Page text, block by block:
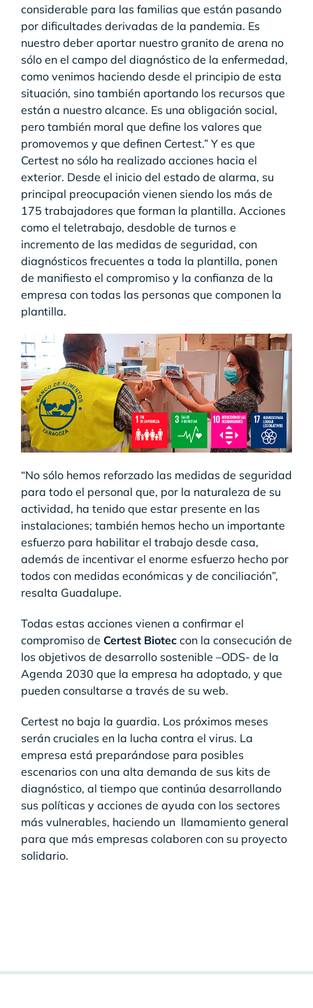
considerable para las familias que están pasando
por dificultades derivadas de la pandemia. Es
nuestro deber aportar nuestro granito de arena no
sólo en el campo del diagnóstico de la enfermedad,
como venimos haciendo desde el principio de esta
situación, sino también aportando los recursos que
están a nuestro alcance. Es una obligación social,
pero también moral que define los valores que
promovemos y que definen Certest.” Y es que
Certest no sólo ha realizado acciones hacia el
exterior. Desde el inicio del estado de alarma, su
principal preocupación vienen siendo los más de
175 trabajadores que forman la plantilla. Acciones
como el teletrabajo, desdoble de turnos e
incremento de las medidas de seguridad, con
diagnósticos frecuentes a toda la plantilla, ponen
de manifiesto el compromiso y la confianza de la
empresa con todas las personas que componen la
plantilla.
“No sólo hemos reforzado las medidas de seguridad
para todo el personal que, por la naturaleza de su
actividad, ha tenido que estar presente en las
instalaciones; también hemos hecho un importante
esfuerzo para habilitar el trabajo desde casa,
además de incentivar el enorme esfuerzo hecho por
todos con medidas económicas y de conciliación”,
resalta Guadalupe.
Todas estas acciones vienen a confirmar el
compromiso de Certest Biotec con la consecución de
los objetivos de desarrollo sostenible –ODS- de la
Agenda 2030 que la empresa ha adoptado, y que
pueden consultarse a través de su web.
Certest no baja la guardia. Los próximos meses
serán cruciales en la lucha contra el virus. La
empresa está preparándose para posibles
escenarios con una alta demanda de sus kits de
diagnóstico, al tiempo que continúa desarrollando
sus políticas y acciones de ayuda con los sectores
más vulnerables, haciendo un llamamiento general
para que más empresas colaboren con su proyecto
solidario.